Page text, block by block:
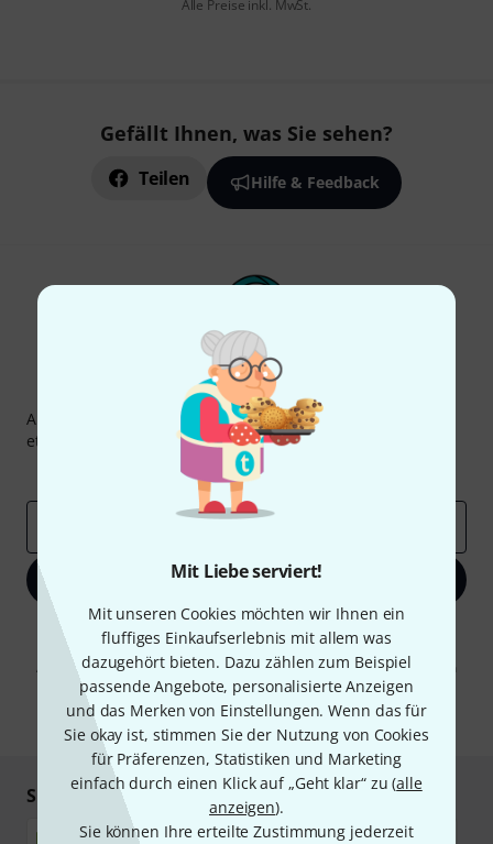
Mit Liebe serviert!
Mit unseren Cookies möchten wir Ihnen ein
fluffiges Einkaufserlebnis mit allem was
dazugehört bieten. Dazu zählen zum Beispiel
passende Angebote, personalisierte Anzeigen
und das Merken von Einstellungen. Wenn das für
Sie okay ist, stimmen Sie der Nutzung von Cookies
für Präferenzen, Statistiken und Marketing
einfach durch einen Klick auf „Geht klar“ zu (alle
anzeigen).
Sie können Ihre erteilte Zustimmung jederzeit
Alle Preise inkl. MwSt.
Gefällt Ihnen, was Sie sehen?
Teilen Hilfe & Feedback
Thomann Newsletter
Abonniere den Thomann Newsletter und gewinne mit
etwas Glück einen von50 Gutscheinenüber jeweils
Inspirierende Beiträge
Deals
Jetzt anmelden
Mit Klick auf „Jetzt anmelden“ stimmen Sie dem Erhalt von E-Mail-
Werbung und einer Messung des E-Mail-Nutzungsverhaltens zu. Die
Abmeldung ist jederzeit möglich. Weitere Informationen finden Sie in
unserenDatenschutzhinweisen.
* Pflichtfeld
Sicher einkaufen & bezahlen